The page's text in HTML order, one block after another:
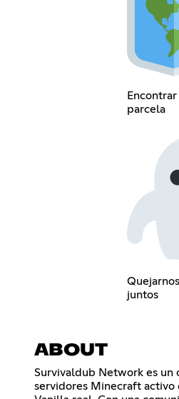
parcela
juntos
ABOUT
Survivaldub Network es un
servidores Minecraft activo